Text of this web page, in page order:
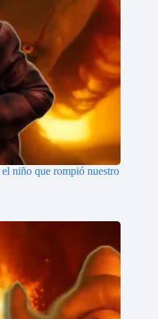
niño que rompió nuestro